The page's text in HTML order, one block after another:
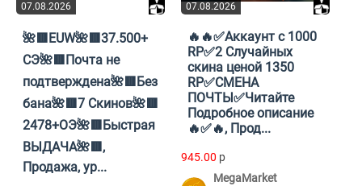
07.08.2026
🌺🟥EUW🌺🟥37.500+
СЭ🌺🟥Почта не
подтверждена🌺🟥Без
бана🌺🟥7 Скинов🌺🟥
2478+ОЭ🌺🟥Быстрая
ВЫДАЧА🌺🟥,
Продажа, ур...
07.08.2026
🔥🔥✅Аккаунт с 1000
RP✅2 Случайных
скина ценой 1350
RP✅СМЕНА
ПОЧТЫ✅Читайте
Подробное описание
🔥✅🔥, Прод...
945.00 p
MegaMarket